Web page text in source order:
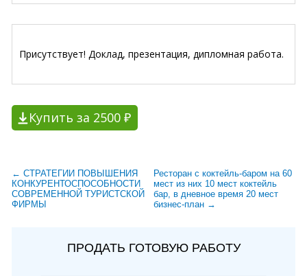
Присутствует! Доклад, презентация, дипломная работа.
Купить за 2500 ₽
← СТРАТЕГИИ ПОВЫШЕНИЯ
КОНКУРЕНТОСПОСОБНОСТИ
СОВРЕМЕННОЙ ТУРИСТСКОЙ
ФИРМЫ
Ресторан с коктейль-баром на 60
мест из них 10 мест коктейль
бар, в дневное время 20 мест
бизнес-план →
ПРОДАТЬ ГОТОВУЮ РАБОТУ